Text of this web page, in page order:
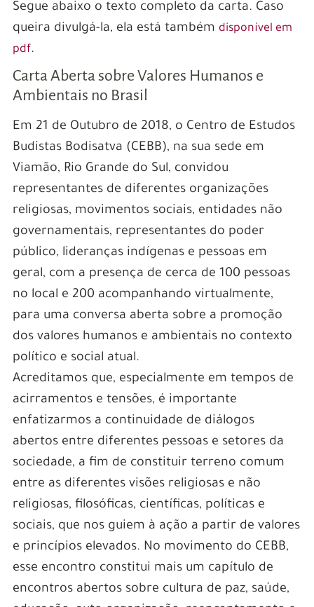
Segue abaixo o texto completo da carta. Caso
queira divulgá-la, ela está também disponível em
pdf.
Carta Aberta sobre Valores Humanos e
Ambientais no Brasil
Em 21 de Outubro de 2018, o Centro de Estudos
Budistas Bodisatva (CEBB), na sua sede em
Viamão, Rio Grande do Sul, convidou
representantes de diferentes organizações
religiosas, movimentos sociais, entidades não
governamentais, representantes do poder
público, lideranças indígenas e pessoas em
geral, com a presença de cerca de 100 pessoas
no local e 200 acompanhando virtualmente,
para uma conversa aberta sobre a promoção
dos valores humanos e ambientais no contexto
político e social atual.
Acreditamos que, especialmente em tempos de
acirramentos e tensões, é importante
enfatizarmos a continuidade de diálogos
abertos entre diferentes pessoas e setores da
sociedade, a fim de constituir terreno comum
entre as diferentes visões religiosas e não
religiosas, filosóficas, científicas, políticas e
sociais, que nos guiem à ação a partir de valores
e princípios elevados. No movimento do CEBB,
esse encontro constitui mais um capítulo de
encontros abertos sobre cultura de paz, saúde,